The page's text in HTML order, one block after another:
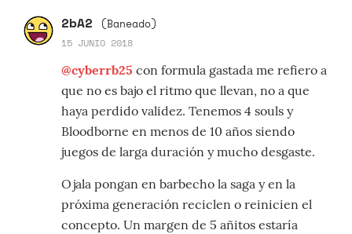
2bA2 (Baneado)
15 JUNIO 2018
@cyberrb25 con formula gastada me refiero a
que no es bajo el ritmo que llevan, no a que
haya perdido validez. Tenemos 4 souls y
Bloodborne en menos de 10 años siendo
juegos de larga duración y mucho desgaste.
Ojala pongan en barbecho la saga y en la
próxima generación reciclen o reinicien el
concepto. Un margen de 5 añitos estaría